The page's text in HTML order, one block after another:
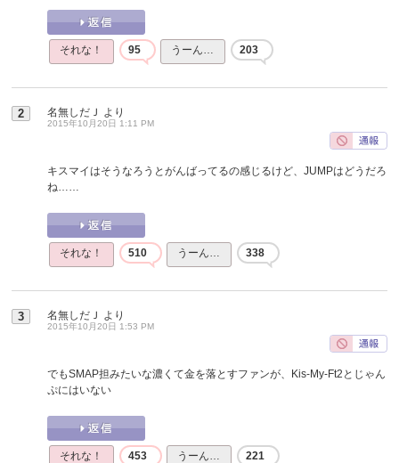
それな！ 95 うーん… 203
2 名無しだＪ より
2015年10月20日 1:11 PM
キスマイはそうなろうとがんばってるの感じるけど、JUMPはどうだろ
ね……
それな！ 510 うーん… 338
3 名無しだＪ より
2015年10月20日 1:53 PM
でもSMAP担みたいな濃くて金を落とすファンが、Kis-My-Ft2とじゃん
ぷにはいない
それな！ 453 うーん… 221